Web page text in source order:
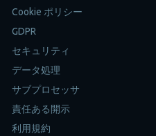
Cookie ポリシー
GDPR
セキュリティ
データ処理
サブプロセッサ
責任ある開示
利用規約